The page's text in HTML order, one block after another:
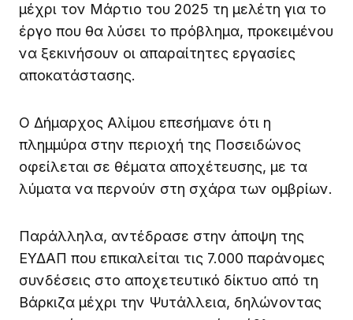
μέχρι τον Μάρτιο του 2025 τη μελέτη για το
έργο που θα λύσει το πρόβλημα, προκειμένου
να ξεκινήσουν οι απαραίτητες εργασίες
αποκατάστασης.
Ο Δήμαρχος Αλίμου επεσήμανε ότι η
πλημμύρα στην περιοχή της Ποσειδώνος
οφείλεται σε θέματα αποχέτευσης, με τα
λύματα να περνούν στη σχάρα των ομβρίων.
Παράλληλα, αντέδρασε στην άποψη της
ΕΥΔΑΠ που επικαλείται τις 7.000 παράνομες
συνδέσεις στο αποχετευτικό δίκτυο από τη
Βάρκιζα μέχρι την Ψυτάλλεια, δηλώνοντας